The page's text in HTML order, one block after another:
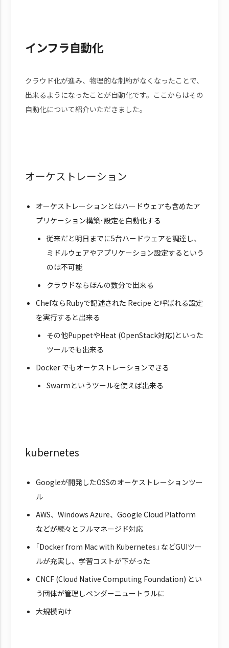
インフラ自動化
クラウド化が進み、物理的な制約がなくなったことで、
出来るようになったことが自動化です。ここからはその
自動化について紹介いただきました。
オーケストレーション
オーケストレーションとはハードウェアも含めたア
プリケーション構築･設定を自動化する
従来だと明日までに5台ハードウェアを調達し、
ミドルウェアやアプリケーション設定するという
のは不可能
クラウドならほんの数分で出来る
ChefならRubyで記述された Recipe と呼ばれる設定
を実行すると出来る
その他PuppetやHeat (OpenStack対応)といった
ツールでも出来る
Docker でもオーケストレーションできる
Swarmというツールを使えば出来る
kubernetes
Googleが開発したOSSのオーケストレーションツー
ル
AWS、Windows Azure、Google Cloud Platform
などが続々とフルマネージド対応
｢Docker from Mac with Kubernetes｣ などGUIツー
ルが充実し、学習コストが下がった
CNCF (Cloud Native Computing Foundation) とい
う団体が管理しベンダーニュートラルに
大規模向け